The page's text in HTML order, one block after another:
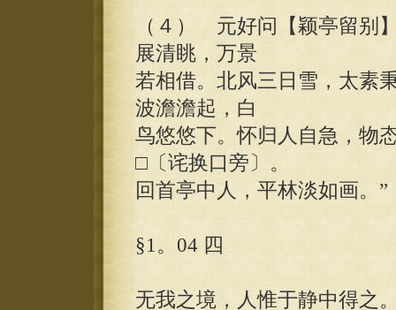
（４） 元好问【颖亭留别
展清眺，万景
若相借。北风三日雪，太素
波澹澹起，白
鸟悠悠下。怀归人自急，物
□〔诧换口旁〕。
回首亭中人，平林淡如画。”
§1。04 四
无我之境，人惟于静中得之